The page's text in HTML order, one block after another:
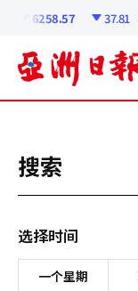
6258.57 37.81
搜索
选择时间
一个星期